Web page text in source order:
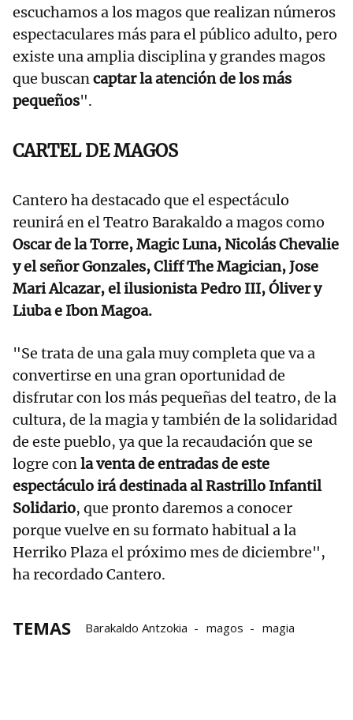
escuchamos a los magos que realizan números
espectaculares más para el público adulto, pero
existe una amplia disciplina y grandes magos
que buscancaptar la atención de los más
pequeños".
CARTEL DE MAGOS
Cantero ha destacado que el espectáculo
reunirá en el Teatro Barakaldo a magos como
Oscar de la Torre, Magic Luna, Nicolás Chevalie
y el señor Gonzales, Cliff The Magician, Jose
Mari Alcazar, el ilusionista Pedro III, Óliver y
Liuba e Ibon Magoa.
"Se trata de una gala muy completa que va a
convertirse en una gran oportunidad de
disfrutar con los más pequeñas del teatro, de la
cultura, de la magia y también de la solidaridad
de este pueblo, ya que la recaudación que se
logre conla venta de entradas de este
espectáculo irá destinada al Rastrillo Infantil
Solidario, que pronto daremos a conocer
porque vuelve en su formato habitual a la
Herriko Plaza el próximo mes de diciembre",
ha recordado Cantero.
TEMAS Barakaldo Antzokia magos magia